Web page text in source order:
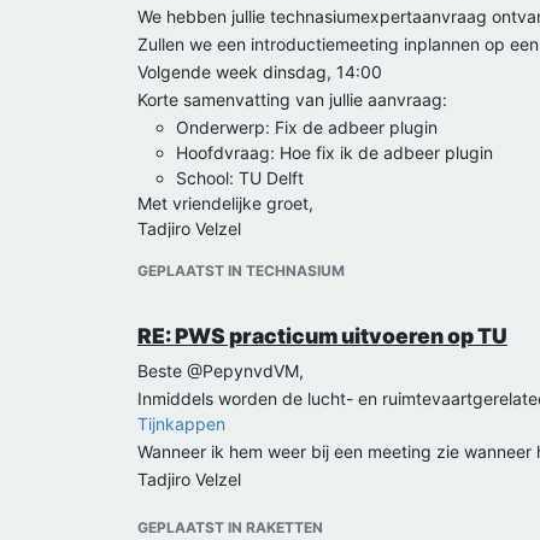
overeenkomsten en verschillen bestaan er
toekomstig gedrag te beïnvloeden?
Wat vinden jullie van dit als onderzoeksvraag?
specifiek zijn handig om dit echt te kunnen
met meer trilling. Wanneer je een belt
op de hoeveelheid trilling.
Met betrekking tot warmte zou ik vooral
van spanningen en stromen waaronder ze
om tegen de bovenkant (of zelfs boven) de
beweegt).
Samenvattend dus
NEMA 17, 1,8°, ongeveer 40 N cm.
Bijvoorbeeld TMC2209-driver met 1/16 of 1/32
Houdstroom verlagen wanneer de focuser niet
Tadjiro Velzel
Elektrotechnicus & roboticaonderzoeker
We hebben jullie technasiumexpertaanvraag
Zullen we een introductiemeeting inplannen op
Volgende week dinsdag, 14:00
Korte samenvatting van jullie aanvraag:
Onderwerp: Fix de adbeer plugin
Hoofdvraag: Hoe fix ik de adbeer plugin
School: TU Delft
Met vriendelijke groet,
Tadjiro Velzel
GEPLAATST IN TECHNASIUM
RE: PWS practicum uitvoeren op TU
Beste @PepynvdVM,
Inmiddels worden de lucht- en
Tijnkappen
Wanneer ik hem weer bij een meeting zie
Tadjiro Velzel
GEPLAATST IN RAKETTEN